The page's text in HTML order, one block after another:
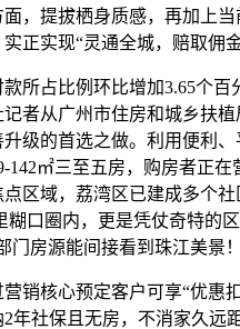
提拔栖身质感，再加上当
正实现“灵通全城，赔取佣
占比例环比增加3.65个百
者从广州市住房和城乡扶
级的首选之做。利用便利
142㎡三至五房，购房者正
区域，荔湾区已建成多个
糊口圈内，更是凭仗奇特的
门房源能间接看到珠江美景！
核心预定客户可享“优惠扣
年社保且无房，不消家久远